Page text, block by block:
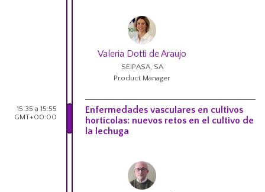
Valeria Dotti de Araujo
SEIPASA, SA
Product Manager
15:35 a 15:55
GMT+00:00
Enfermedades vasculares en cultivos
hortícolas: nuevos retos en el cultivo de
la lechuga